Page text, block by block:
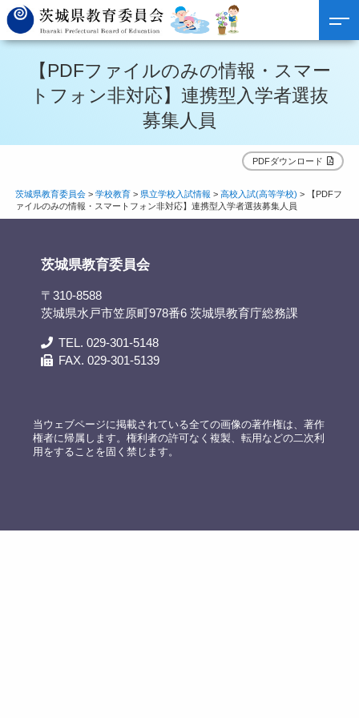
【PDFファイルのみの情報・スマー
トフォン非対応】連携型入学者選抜
募集人員
PDFダウンロード
茨城県教育委員会> 学校教育> 県立学校入試情報 > 高校入試(高等学校) >
【PDFフ
ァイルのみの情報・スマートフォン非対応】連携型入学者選抜募集人員
茨城県教育委員会
〒310-8588
茨城県水戸市笠原町978番6 茨城県教育庁総務課
TEL. 029-301-5148
FAX. 029-301-5139
当ウェブページに掲載されている全ての画像の著作権は、著作
権者に帰属します。権利者の許可なく複製、転用などの二次利
用をすることを固く禁じます。